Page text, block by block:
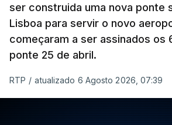
ser construida uma nova ponte
Lisboa para servir o novo
começaram a ser assinados os
ponte 25 de abril.
RTP / atualizado 6 Agosto 2026, 07:39